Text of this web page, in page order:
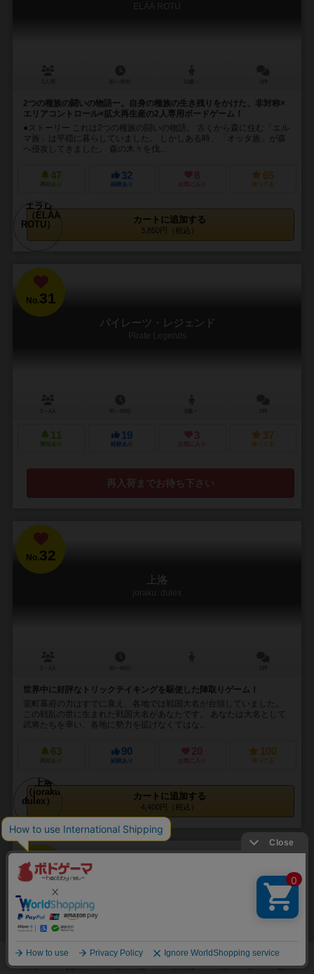
ELÄÄ ROTU
2つの種族の闘いの物語ー。自身の種族の生き残りをかけた、非対称×
エリアコントロール×拡大再生産の2人専用ボードゲーム！
●ストーリー これは2つの種族の闘いの物語。 古くから森に住む「エル
マ族」は平穏に暮らしていました。 しかしある時、「オッタ族」が森
へ侵攻してきました。 森の木々を伐...
47
興味あり
32
経験あり
8
お気に入り
65
持ってる
カートに追加する
3,850円（税込）
No.31
パイレーツ・レジェンド
Pirate Legends
11
興味あり
19
経験あり
3
お気に入り
37
持ってる
再入荷までお待ち下さい
No.32
上洛
joraku: dulex
世界中に好評なトリックテイキングを駆使した陣取りゲーム！
室町幕府の力はすでに衰え、各地では戦国大名が台頭していました。
この戦乱の世に生まれた戦国大名があなたです。 あなたは大名として
武将たちを率い、各地に勢力を拡げなくてはな...
63
興味あり
90
経験あり
20
お気に入り
100
持ってる
カートに追加する
4,400円（税込）
No. 33